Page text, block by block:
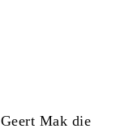
Mak die